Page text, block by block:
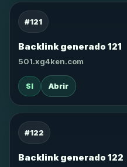
#121
Backlink generado 121
501.xg4ken.com
SI Abrir
#122
Backlink generado 122